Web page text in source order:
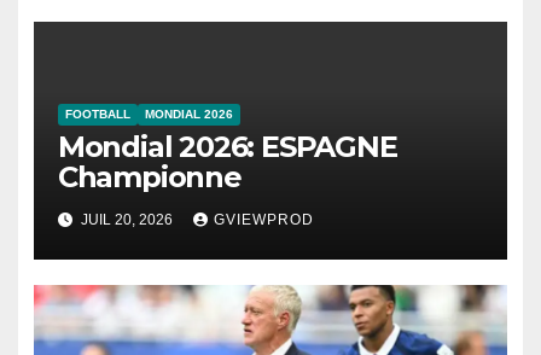
FOOTBALL MONDIAL 2026
Mondial 2026: ESPAGNE
Championne
JUIL 20, 2026 GVIEWPROD